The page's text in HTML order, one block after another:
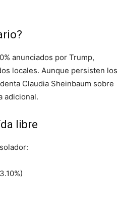
anunciados por Trump,
locales. Aunque persisten los
Claudia Sheinbaum sobre
adicional.
libre